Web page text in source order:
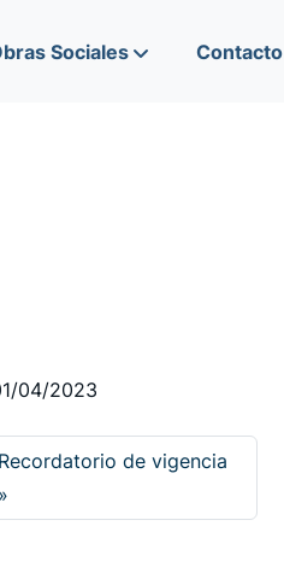
Sociales Contacto
04/2023
Recordatorio de vigencia